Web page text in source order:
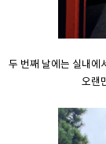
두 번째 날에는 실내에
오랜